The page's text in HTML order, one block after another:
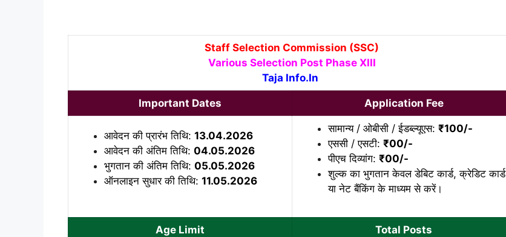
Staff Selection Commission (SSC)
Various Selection Post Phase XIII
Taja Info.In
Important Dates Application Fee
आवेदन की प्रारंभ तिथि: 13.04.2026
आवेदन की अंतिम तिथि: 04.05.2026
भुगतान की अंतिम तिथि: 05.05.2026
ऑनलाइन सुधार की तिथि: 11.05.2026
सामान्य / ओबीसी / ईडब्ल्यूएस: ₹100/-
एससी / एसटी: ₹00/-
पीएच दिव्यांग: ₹00/-
शुल्क का भुगतान केवल डेबिट कार्ड, क्रेडिट कार्ड
या नेट बैंकिंग के माध्यम से करें।
Age Limit Total Posts